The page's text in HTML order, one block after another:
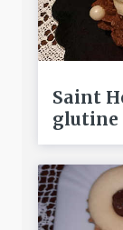
Saint
glutine